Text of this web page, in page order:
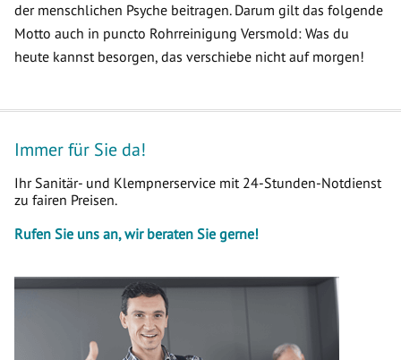
der menschlichen Psyche beitragen. Darum gilt das folgende
Motto auch in puncto Rohrreinigung Versmold: Was du
heute kannst besorgen, das verschiebe nicht auf morgen!
Immer für Sie da!
Ihr Sanitär- und Klempnerservice mit 24-Stunden-Notdienst
zu fairen Preisen.
Rufen Sie uns an, wir beraten Sie gerne!